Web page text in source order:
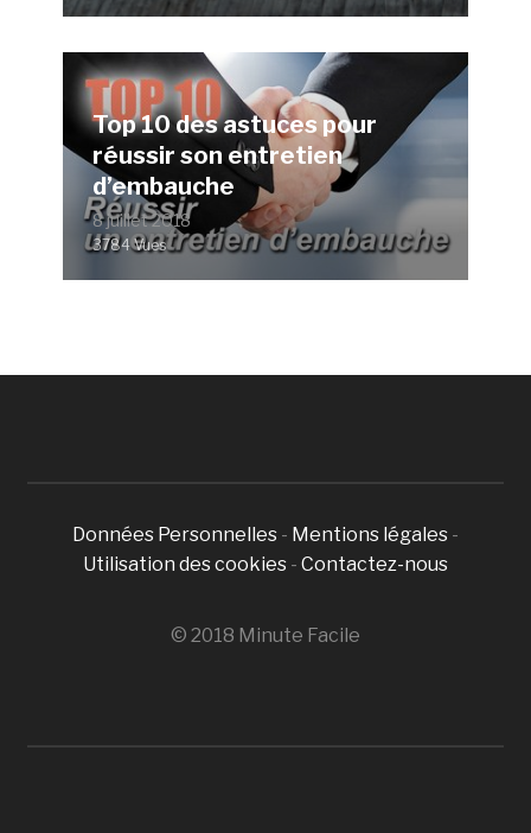
Top 10 des astuces pour
réussir son entretien
d’embauche
8 juillet 2018
3784 Vues
Données Personnelles - Mentions légales -
Utilisation des cookies - Contactez-nous
© 2018 Minute Facile